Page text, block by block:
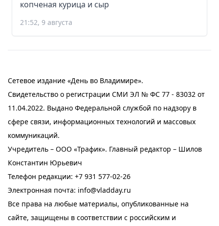
копченая курица и сыр
21:52, 9 августа
Сетевое издание «День во Владимире».
Свидетельство о регистрации СМИ ЭЛ № ФС 77 - 83032 от
11.04.2022. Выдано Федеральной службой по надзору в
сфере связи, информационных технологий и массовых
коммуникаций.
Учредитель – ООО «Трафик». Главный редактор – Шилов
Константин Юрьевич
Телефон редакции: +7 931 577-02-26
Электронная почта: info@vladday.ru
Все права на любые материалы, опубликованные на
сайте, защищены в соответствии с российским и